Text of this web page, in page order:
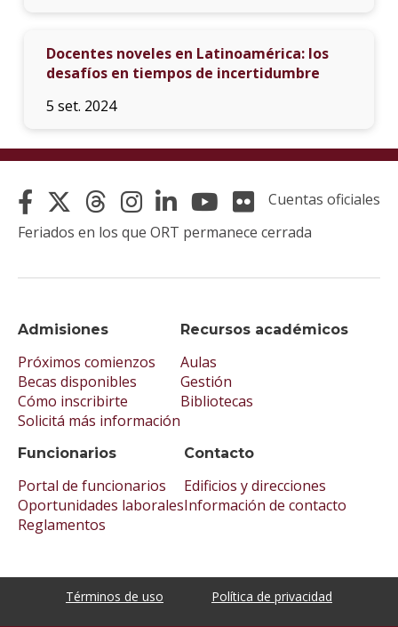
Docentes noveles en Latinoamérica: los
desafíos en tiempos de incertidumbre
5 set. 2024
Admisiones
Próximos comienzos
Becas disponibles
Cómo inscribirte
Solicitá más información
Recursos académicos
Aulas
Gestión
Bibliotecas
Funcionarios
Portal de funcionarios
Oportunidades laborales
Reglamentos
Contacto
Edificios y direcciones
Información de contacto
Cuentas oficiales
Feriados en los que ORT permanece cerrada
Términos de uso Política de privacidad